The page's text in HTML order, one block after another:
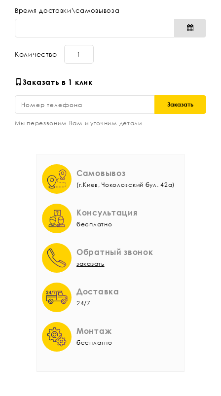
Время доставки\самовывоза
Заказать в 1 клик
Заказать
Мы перезвоним Вам и уточним детали
Количество
Самовывоз
(г.Киев, Чоколовский бул. 42а)
Консультация
бесплатно
Обратный звонок
заказать
Доставка
24/7
Монтаж
бесплатно